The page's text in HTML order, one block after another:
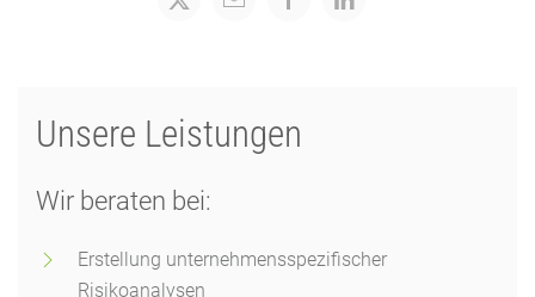
Unsere Leistungen
Wir beraten bei:
Erstellung unternehmensspezifischer
Risikoanalysen